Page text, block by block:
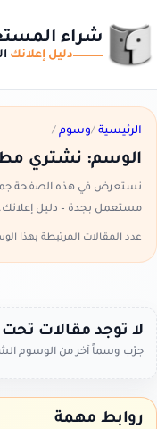
شراء
دليل إعلانك
الرئيسية /وسوم /
الوسم: نشتري
نستعرض في هذه الصفحة جميع
مستعمل بجدة – دليل إعلانك.
عدد المقالات المرتبطة بهذا
لا توجد مقالات
جرّب وسماً آخر من الوسوم
روابط مهمة